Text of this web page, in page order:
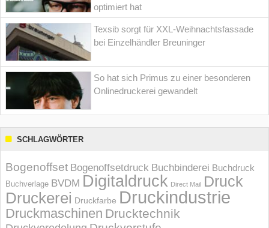
optimiert hat
Texsib sorgt für XXL-Weihnachtsfassade
bei Einzelhändler Breuninger
So hat sich Primus zu einer besonderen
Onlinedruckerei gewandelt
SCHLAGWÖRTER
Bogenoffset Bogenoffsetdruck Buchbinderei Buchdruck
Buchverlage BVDM Digitaldruck Direct Mail Druck
Druckerei Druckfarbe Druckindustrie
Druckmaschinen Drucktechnik